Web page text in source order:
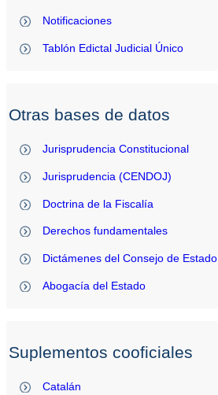
Notificaciones
Tablón Edictal Judicial Único
Otras bases de datos
Jurisprudencia Constitucional
Jurisprudencia (CENDOJ)
Doctrina de la Fiscalía
Derechos fundamentales
Dictámenes del Consejo de Estado
Abogacía del Estado
Suplementos cooficiales
Catalán